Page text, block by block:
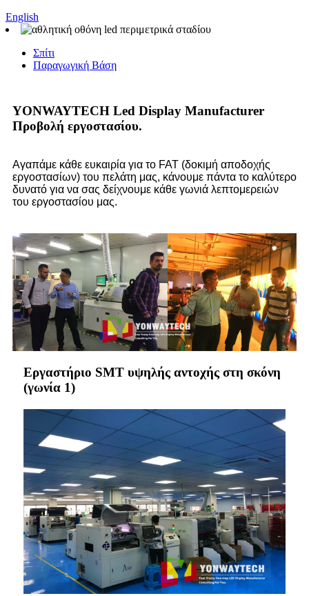
English
Σπίτι
Παραγωγική Βάση
YONWAYTECH Led Display Manufacturer
Προβολή εργοστασίου.
Αγαπάμε κάθε ευκαιρία για το FAT (δοκιμή αποδοχής
εργοστασίων) του πελάτη μας, κάνουμε πάντα το καλύτερο
δυνατό για να σας δείχνουμε κάθε γωνιά λεπτομερειών
του εργοστασίου μας.
Εργαστήριο SMT υψηλής αντοχής στη σκόνη
(γωνία 1)